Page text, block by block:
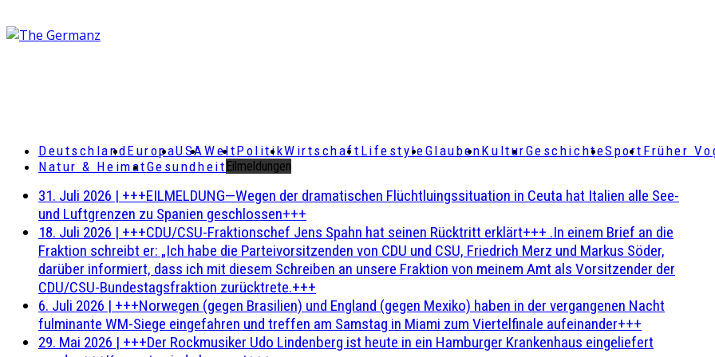
DeutschlandEuropaUSAWeltPolitikWirtschaft LifestyleGlaubenKulturGeschichteSport Früher
Natur & HeimatGesundheit Eilmeldungen
31. Juli 2026 | +++EILMELDUNG—Wegen der dramatischen Flüchtluingssituation in Ceuta hat Italien alle See-
und Luftgrenzen zu Spanien geschlossen+++
18. Juli 2026 | +++CDU/CSU-Fraktionschef Jens Spahn hat seinen Rücktritt erklärt+++ .In einem Brief an die
Fraktion schreibt er: „Ich habe die Parteivorsitzenden von CDU und CSU, Friedrich Merz und Markus Söder,
darüber informiert, dass ich mit diesem Schreiben an unsere Fraktion von meinem Amt als Vorsitzender der
CDU/CSU-Bundestagsfraktion zurücktrete.+++
6. Juli 2026 | +++Norwegen (gegen Brasilien) und England (gegen Mexiko) haben in der vergangenen Nacht
fulminante WM-Siege eingefahren und treffen am Samstag in Miami zum Viertelfinale aufeinander+++
29. Mai 2026 | +++Der Rockmusiker Udo Lindenberg ist heute in ein Hamburger Krankenhaus eingeliefert